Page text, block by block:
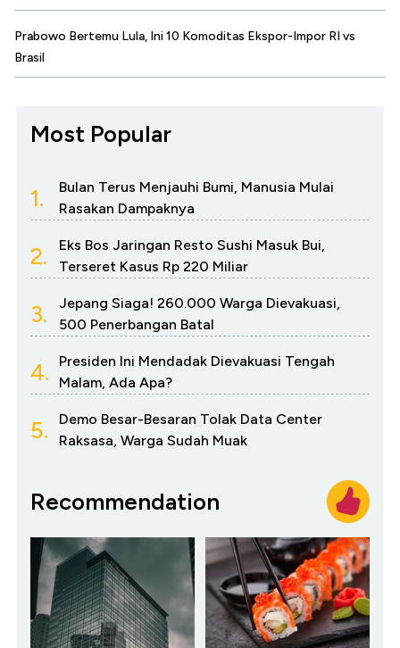
Prabowo Bertemu Lula, Ini 10 Komoditas Ekspor-Impor RI vs
Brasil
Most Popular
1.
Bulan Terus Menjauhi Bumi, Manusia Mulai
Rasakan Dampaknya
2.
Eks Bos Jaringan Resto Sushi Masuk Bui,
Terseret Kasus Rp 220 Miliar
3.
Jepang Siaga! 260.000 Warga Dievakuasi,
500 Penerbangan Batal
4.
Presiden Ini Mendadak Dievakuasi Tengah
Malam, Ada Apa?
5.
Demo Besar-Besaran Tolak Data Center
Raksasa, Warga Sudah Muak
Recommendation